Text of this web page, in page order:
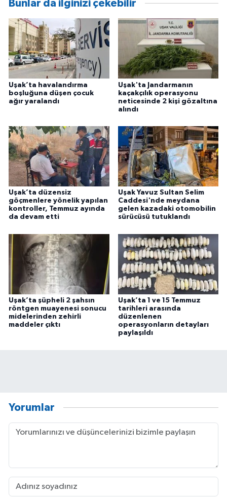
Bunlar da ilginizi çekebilir
Uşak’ta havalandırma
boşluğuna düşen çocuk
ağır yaralandı
Uşak'ta Jandarmanın
kaçakçılık operasyonu
neticesinde 2 kişi gözaltına
alındı
Uşak’ta düzensiz
göçmenlere yönelik yapılan
kontroller, Temmuz ayında
da devam etti
Uşak Yavuz Sultan Selim
Caddesi'nde meydana
gelen kazadaki otomobilin
sürücüsü tutuklandı
Uşak’ta şüpheli 2 şahsın
röntgen muayenesi sonucu
midelerinden zehirli
maddeler çıktı
Uşak’ta 1 ve 15 Temmuz
tarihleri arasında
düzenlenen
operasyonların detayları
paylaşıldı
Yorumlar